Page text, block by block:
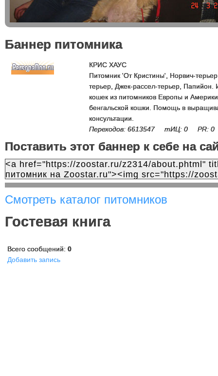
Баннер питомника
КРИС ХАУС
Питомник 'От Кристины', Норвич-
терьер, Джек-рассел-терьер, Папийон.
кошек из питомников Европы и
бенгальской кошки. Помощь в
консультации.
Переходов: 6613547 тИЦ: 0 PR: 0
Поставить этот баннер к себе на
Смотреть каталог питомников
Гостевая книга
Всего сообщений: 0
Добавить запись